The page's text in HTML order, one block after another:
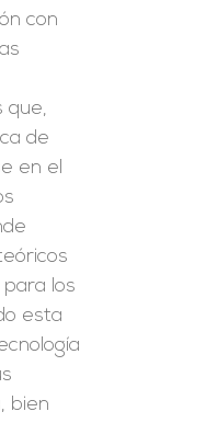
con
que,
de
en el
los
esta
bien